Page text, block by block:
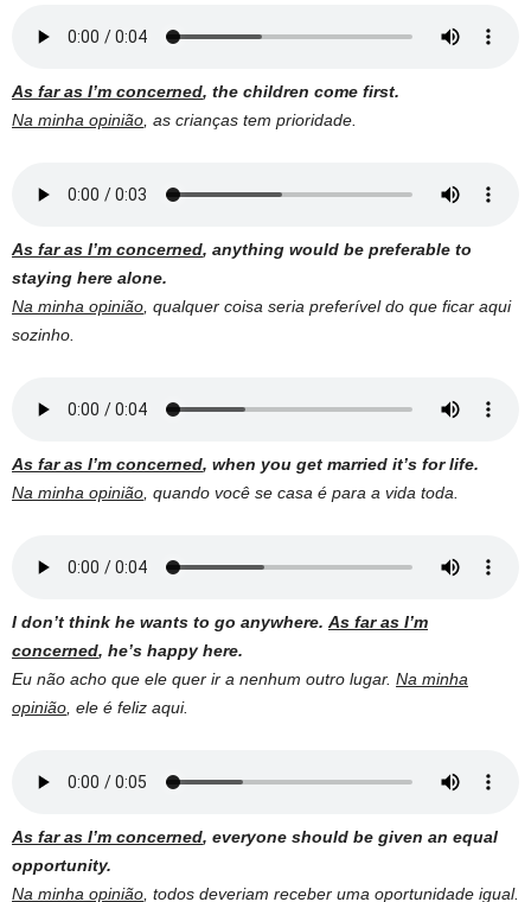
As far as I’m concerned, the children come first.
Na minha opinião , as crianças tem prioridade.
As far as I’m concerned, anything would be preferable to
staying here alone.
Na minha opinião , qualquer coisa seria preferível do que ficar aqui
sozinho.
As far as I’m concerned, when you get married it’s for life.
Na minha opinião , quando você se casa é para a vida toda.
I don’t think he wants to go anywhere. As far as I’m
concerned, he’s happy here.
Eu não acho que ele quer ir a nenhum outro lugar. Na minha
opinião , ele é feliz aqui.
As far as I’m concerned, everyone should be given an equal
opportunity.
Na minha opinião , todos deveriam receber uma oportunidade igual.